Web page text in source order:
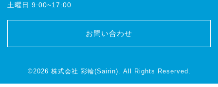
⼟曜⽇ 9:00~17:00
お問い合わせ
©2026 株式会社 彩輪(Sairin) . All Rights Reserved.